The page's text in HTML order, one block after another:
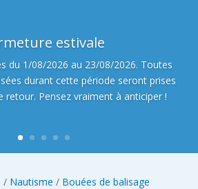
estivale
du 1/08/2026 au 23/08/2026. Toutes
durant cette période seront prises
retour. Pensez vraiment à anticiper !
/ Nautisme / Bouées de balisage